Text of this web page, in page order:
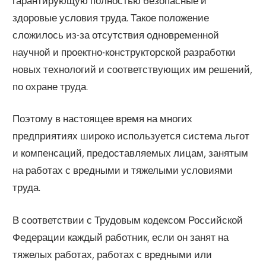
здоровые условия труда. Такое положение
сложилось из-за отсутствия одновременной
научной и проектно-конструкторской разработки
новых технологий и соответствующих им решений,
по охране труда.
Поэтому в настоящее время на многих
предприятиях широко используется система льгот
и компенсаций, предоставляемых лицам, занятым
на работах с вредными и тяжелыми условиями
труда.
В соответствии с Трудовым кодексом Российской
Федерации каждый работник, если он занят на
тяжелых работах, работах с вредными или